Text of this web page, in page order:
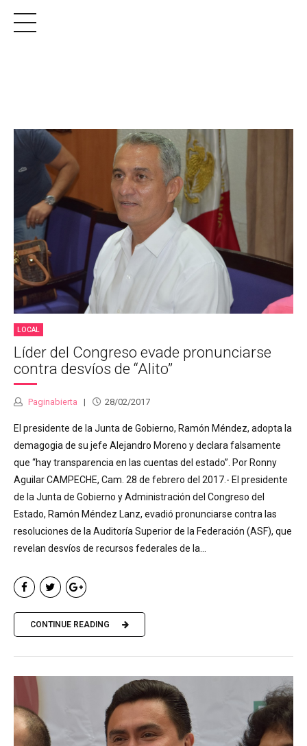
LOCAL
Líder del Congreso evade pronunciarse
contra desvíos de “Alito”
Paginabierta 28/02/2017
El presidente de la Junta de Gobierno, Ramón Méndez, adopta la
demagogia de su jefe Alejandro Moreno y declara falsamente
que “hay transparencia en las cuentas del estado”. Por Ronny
Aguilar CAMPECHE, Cam. 28 de febrero del 2017.- El presidente
de la Junta de Gobierno y Administración del Congreso del
Estado, Ramón Méndez Lanz, evadió pronunciarse contra las
resoluciones de la Auditoría Superior de la Federación (ASF), que
revelan desvíos de recursos federales de la...
CONTINUE READING